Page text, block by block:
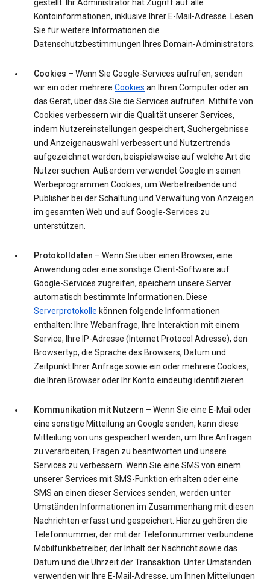
gestellt. Ihr Administrator hat Zugriff auf alle
Kontoinformationen, inklusive Ihrer E-Mail-Adresse. Lesen
Sie für weitere Informationen die
Datenschutzbestimmungen Ihres Domain-Administrators.
Cookies – Wenn Sie Google-Services aufrufen, senden
wir ein oder mehrere Cookies an Ihren Computer oder an
das Gerät, über das Sie die Services aufrufen. Mithilfe von
Cookies verbessern wir die Qualität unserer Services,
indem Nutzereinstellungen gespeichert, Suchergebnisse
und Anzeigenauswahl verbessert und Nutzertrends
aufgezeichnet werden, beispielsweise auf welche Art die
Nutzer suchen. Außerdem verwendet Google in seinen
Werbeprogrammen Cookies, um Werbetreibende und
Publisher bei der Schaltung und Verwaltung von Anzeigen
im gesamten Web und auf Google-Services zu
unterstützen.
Protokolldaten – Wenn Sie über einen Browser, eine
Anwendung oder eine sonstige Client-Software auf
Google-Services zugreifen, speichern unsere Server
automatisch bestimmte Informationen. Diese
Serverprotokolle können folgende Informationen
enthalten: Ihre Webanfrage, Ihre Interaktion mit einem
Service, Ihre IP-Adresse (Internet Protocol Adresse), den
Browsertyp, die Sprache des Browsers, Datum und
Zeitpunkt Ihrer Anfrage sowie ein oder mehrere Cookies,
die Ihren Browser oder Ihr Konto eindeutig identifizieren.
Kommunikation mit Nutzern – Wenn Sie eine E-Mail oder
eine sonstige Mitteilung an Google senden, kann diese
Mitteilung von uns gespeichert werden, um Ihre Anfragen
zu verarbeiten, Fragen zu beantworten und unsere
Services zu verbessern. Wenn Sie eine SMS von einem
unserer Services mit SMS-Funktion erhalten oder eine
SMS an einen dieser Services senden, werden unter
Umständen Informationen im Zusammenhang mit diesen
Nachrichten erfasst und gespeichert. Hierzu gehören die
Telefonnummer, der mit der Telefonnummer verbundene
Mobilfunkbetreiber, der Inhalt der Nachricht sowie das
Datum und die Uhrzeit der Transaktion. Unter Umständen
verwenden wir Ihre E-Mail-Adresse, um Ihnen Mitteilungen